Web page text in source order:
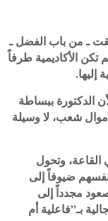
ـ من باب الفضل ـ
تكن الأكاديمية طرفاً
إليها.
الدكتورة ببساطة
شعب، لا وسيلة
وتحول
ضيوفاً إلى
مجدداً إلى
بـ”فاعلية أم